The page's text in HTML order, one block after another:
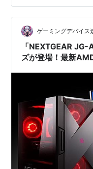
トップ級の処理能力
ックス性能 冷却性能…
ゲーミングデバイス
「NEXTGEAR
ズが登場！最新